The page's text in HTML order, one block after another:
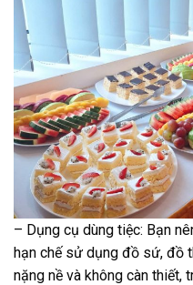
– Dụng cụ dùng tiệc: Bạn
hạn chế sử dụng đồ sứ, đồ
nặng nề và không càn thiết,